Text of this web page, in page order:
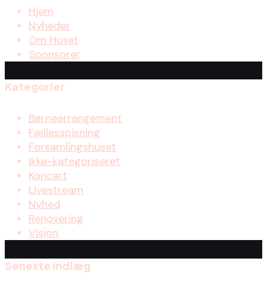
Hjem
Nyheder
Om Huset
Sponsorer
Kategorier
Børnearrangement
Fællesspisning
Forsamlingshuset
Ikke-kategoriseret
Koncert
Livestream
Nyhed
Renovering
Vision
Seneste indlæg